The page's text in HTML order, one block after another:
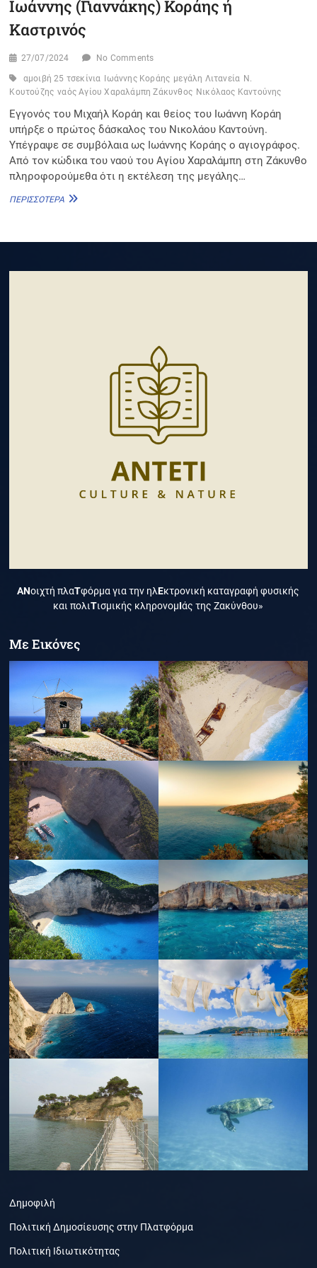
Ιωάννης (Γιαννάκης) Κοράης ή
Καστρινός
27/07/2024 No Comments
αμοιβή 25 τσεκίνια Ιωάννης Κοράης μεγάλη Λιτανεία Ν.
Κουτούζης ναός Αγίου Χαραλάμπη Ζάκυνθος Νικόλαος Καντούνης
Εγγονός του Μιχαήλ Κοράη και θείος του Ιωάννη Κοράη
υπήρξε ο πρώτος δάσκαλος του Νικολάου Καντούνη.
Υπέγραψε σε συμβόλαια ως Ιωάννης Κοράης ο αγιογράφος.
Από τον κώδικα του ναού του Αγίου Χαραλάμπη στη Ζάκυνθο
πληροφορούμεθα ότι η εκτέλεση της μεγάλης…
ΠΕΡΙΣΣΌΤΕΡΑ ΙΩΆΝΝΗΣ
ΑΝοιχτή πλαΤφόρμα για την ηλΕκτρονική καταγραφή φυσικής
και πολιΤισμικής κληρονομΙάς της Ζακύνθου»
Με Εικόνες
Δημοφιλή
Πολιτική Δημοσίευσης στην Πλατφόρμα
Πολιτική Ιδιωτικότητας